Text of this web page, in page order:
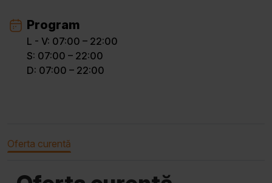
Program
L - V: 07:00 – 22:00
S: 07:00 – 22:00
D: 07:00 – 22:00
Oferta curentă